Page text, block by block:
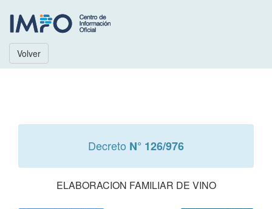
Volver
Decreto N° 126/976
ELABORACION FAMILIAR DE VINO